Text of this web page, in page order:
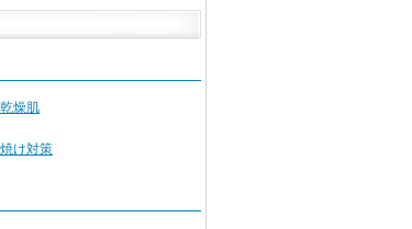
乾燥肌
け対策